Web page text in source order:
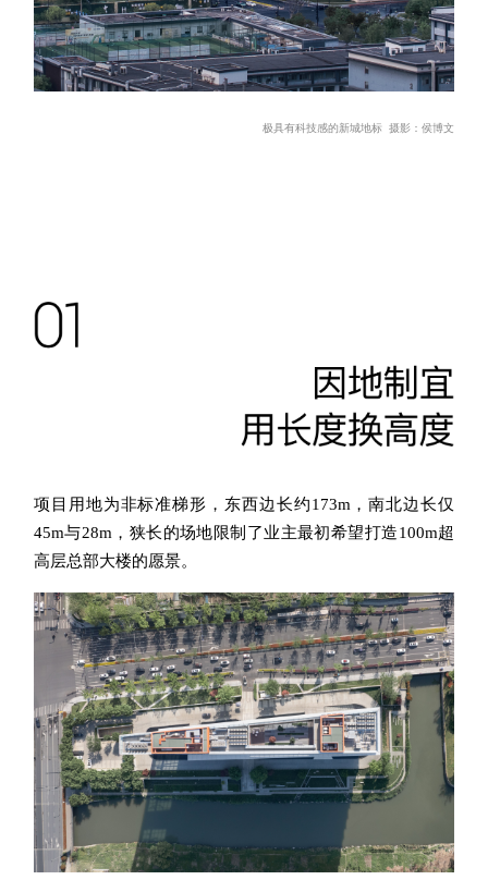
极具有科技感的新城地标 摄影：侯博文
项目用地为非标准梯形， 东西边长约173m，南北边长仅
45m与28m，狭长的场地限制了业主最初希望打造100m超
高层总部大楼的愿景。